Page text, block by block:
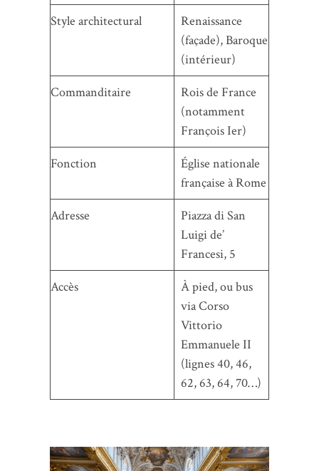
Style architectural
Renaissance
(façade), Baroque
(intérieur)
Commanditaire
Rois de France
(notamment
François Ier)
Fonction
Église nationale
française à Rome
Adresse
Piazza di San
Luigi de’
Francesi, 5
Accès
À pied, ou bus
via Corso
Vittorio
Emmanuele II
(lignes 40, 46,
62, 63, 64, 70…)